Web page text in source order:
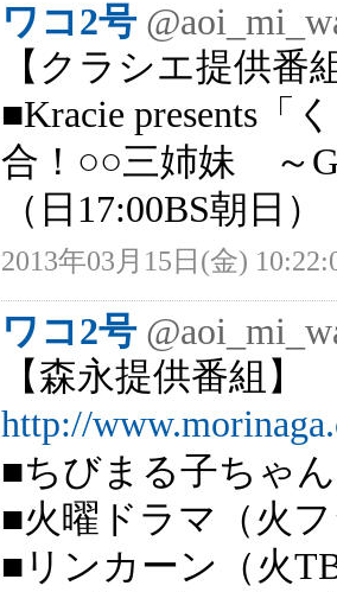
ワコ2号
【クラシエ提供番
■Kracie presents
合！○○三姉妹 ～
（日17:00BS朝日）
2013年03月15日(金)
ワコ2号
【森永提供番組】
http://
■ちびまる子ちゃ
■火曜ドラマ（火
■リンカーン（火